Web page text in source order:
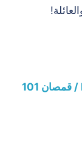
NDP / قمصان 101